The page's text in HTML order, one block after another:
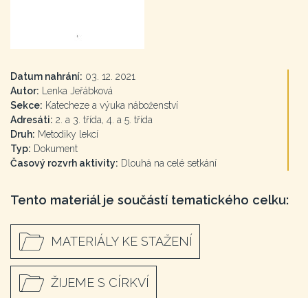
Datum nahrání: 03. 12. 2021
Autor: Lenka Jeřábková
Sekce: Katecheze a výuka náboženství
Adresáti: 2. a 3. třída, 4. a 5. třída
Druh: Metodiky lekcí
Typ: Dokument
Časový rozvrh aktivity: Dlouhá na celé setkání
Tento materiál je součástí tematického celku:
MATERIÁLY KE STAŽENÍ
ŽIJEME S CÍRKVÍ